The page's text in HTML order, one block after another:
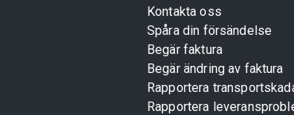
Kontakta oss
Spåra din försändelse
Begär faktura
Begär ändring av faktura
Rapportera
Rapportera